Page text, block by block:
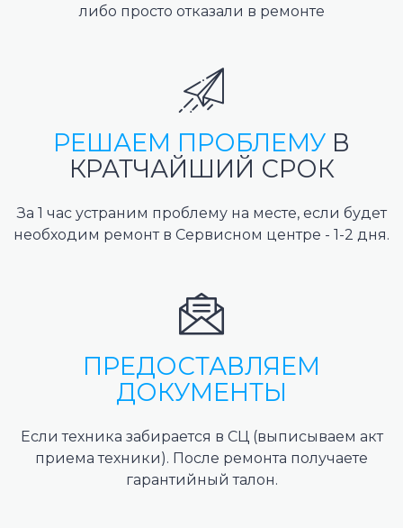
либо просто отказали в ремонте
РЕШАЕМ ПРОБЛЕМУ В
КРАТЧАЙШИЙ СРОК
За 1 час устраним проблему на месте, если будет
необходим ремонт в Сервисном центре - 1-2 дня.
ПРЕДОСТАВЛЯЕМ
ДОКУМЕНТЫ
Если техника забирается в СЦ (выписываем акт
приема техники). После ремонта получаете
гарантийный талон.